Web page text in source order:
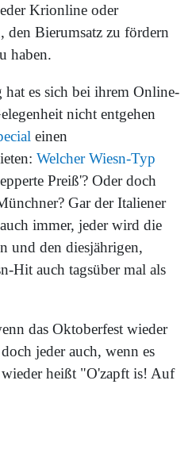
Krionline oder
den Bierumsatz zu fördern
haben.
es sich bei ihrem Online-
nicht entgehen
einen
Welcher Wiesn-Typ
Preiß'? Oder doch
Gar der Italiener
immer, jeder wird die
und den diesjährigen,
Hit auch tagsüber mal als
das Oktoberfest wieder
jeder auch, wenn es
wieder heißt "O'zapft is! Auf